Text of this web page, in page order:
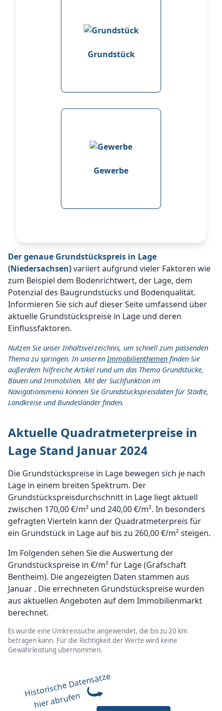
Grundstück
Gewerbe
Der genaue Grundstückspreis in Lage
(Niedersachsen)variiert aufgrund vieler Faktoren wie
zum Beispiel dem Bodenrichtwert, der Lage, dem
Potenzial des Baugrundstücks und Bodenqualität.
Informieren Sie sich auf dieser Seite umfassend über
aktuelle Grundstückspreise in Lage und deren
Einflussfaktoren.
Nutzen Sie unser Inhaltsverzeichnis, um schnell zum passenden
Thema zu springen. In unserenImmobilienthemen finden Sie
außerdem hilfreiche Artikel rund um das Thema Grundstücke,
Bauen und Immobilien. Mit der Suchfunktion im
Navigationsmenü können Sie Grundstückspreisdaten für Städte,
Landkreise und Bundesländer finden.
Aktuelle Quadratmeterpreise in
Lage Stand Januar 2024
Die Grundstückspreise in Lage bewegen sich je nach
Lage in einem breiten Spektrum. Der
Grundstückspreisdurchschnitt in Lage liegt aktuell
zwischen 170,00 €/m² und 240,00 €/m². In besonders
gefragten Vierteln kann der Quadratmeterpreis für
ein Grundstück in Lage auf bis zu 260,00 €/m² steigen.
Im Folgenden sehen Sie die Auswertung der
Grundstückspreise in €/m² für Lage (Grafschaft
Bentheim). Die angezeigten Daten stammen aus
Januar . Die errechneten Grundstückspreise wurden
aus aktuellen Angeboten auf dem Immobilienmarkt
berechnet.
Es wurde eine Umkreissuche angewendet, die bis zu 20 km
betragen kann. Für die Richtigkeit der Werte wird keine
Gewährleistung übernommen.
Historische Datensätze
hier abrufen